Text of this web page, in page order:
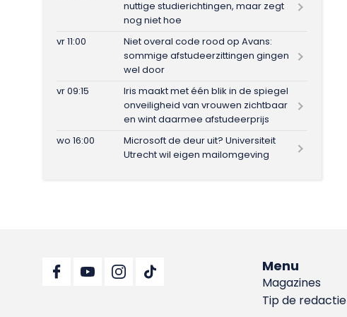
nuttige studierichtingen, maar zegt
nog niet hoe
vr 11:00
Niet overal code rood op Avans:
sommige afstudeerzittingen gingen
wel door
vr 09:15
Iris maakt met één blik in de spiegel
onveiligheid van vrouwen zichtbaar
en wint daarmee afstudeerprijs
wo 16:00
Microsoft de deur uit? Universiteit
Utrecht wil eigen mailomgeving
Menu
Magazines
Tip de redactie